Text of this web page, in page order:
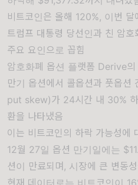
비트코인은 올해 120%, 이번
트럼프 대통령 당선인과 친 암
주요 요인으로 꼽힘
암호화폐 옵션 플랫폼 Derive
만기 옵션에서 콜옵션과 풋옵
put skew)가 24시간 내 30% 하
환을 나타냈음
이는 비트코인의 하락 가능성에
12월 27일 옵션 만기일에는
션이 만료되며, 시장에 큰 변동
현재 데이터로는 비트코인이